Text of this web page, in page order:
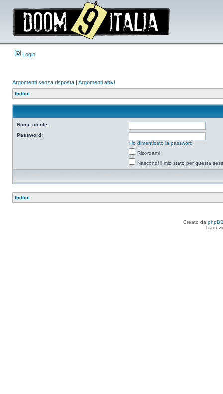
Login
Argomenti senza risposta | Argomenti attivi
Indice
Nome utente:
Password:
Ho dimenticato la password
Ricordami
Nascondi il mio stato per questa
Indice
Creato da phpBB